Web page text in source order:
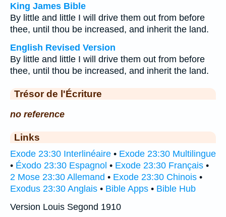
King James Bible
By little and little I will drive them out from before
thee, until thou be increased, and inherit the land.
English Revised Version
By little and little I will drive them out from before
thee, until thou be increased, and inherit the land.
Trésor de l'Écriture
no reference
Links
Exode 23:30 Interlinéaire • Exode 23:30 Multilingue
• Éxodo 23:30 Espagnol • Exode 23:30 Français •
2 Mose 23:30 Allemand • Exode 23:30 Chinois •
Exodus 23:30 Anglais • Bible Apps • Bible Hub
Version Louis Segond 1910